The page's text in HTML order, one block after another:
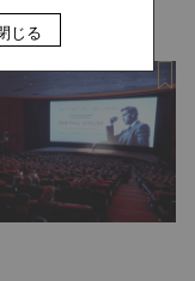
じる